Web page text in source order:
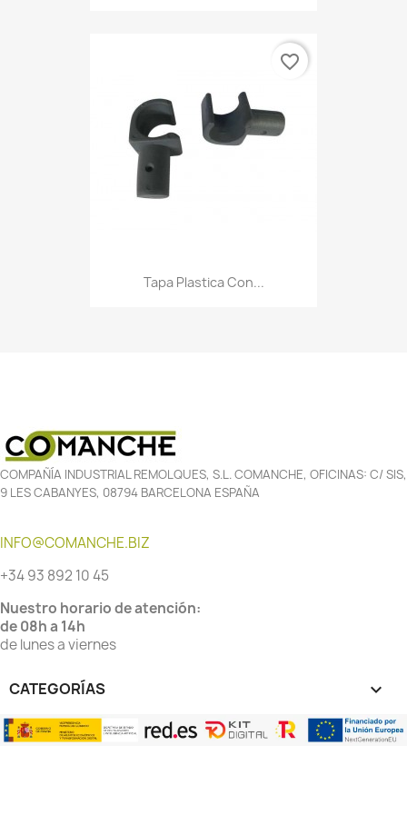
Tapa Plastica Con...
favorite_border
COMPAÑÍA INDUSTRIAL REMOLQUES, S.L. COMANCHE, OFICINAS: C/ SIS,
9 LES CABANYES, 08794 BARCELONA ESPAÑA
INFO@COMANCHE.BIZ
+34 93 892 10 45
Nuestro horario de atención:
de 08h a 14h
de lunes a viernes
CATEGORÍAS 